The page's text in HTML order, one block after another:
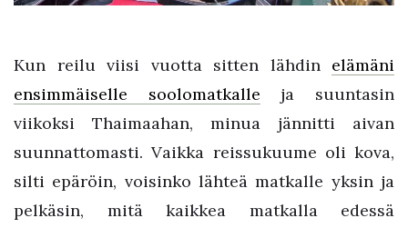
Kun reilu viisi vuotta sitten lähdin elämäni
ensimmäiselle soolomatkalle ja suuntasin
viikoksi Thaimaahan, minua jännitti aivan
suunnattomasti. Vaikka reissukuume oli kova,
silti epäröin, voisinko lähteä matkalle yksin ja
pelkäsin, mitä kaikkea matkalla edessä